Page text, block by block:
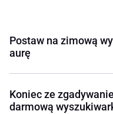
Postaw na zimową
aurę
Koniec ze
darmową